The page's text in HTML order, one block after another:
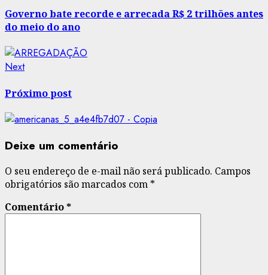
navigation
Governo bate recorde e arrecada R$ 2 trilhões antes
do meio do ano
NextNext
Próximo post
Deixe um comentário
O seu endereço de e-mail não será publicado. Campos
obrigatórios são marcados com *
Comentário*